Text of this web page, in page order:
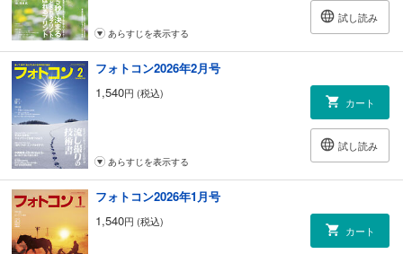
試し読み
あらすじを表示する
フォトコン2026年2月号
1,540円 (税込)
カート
試し読み
あらすじを表示する
フォトコン2026年1月号
1,540円 (税込)
カート